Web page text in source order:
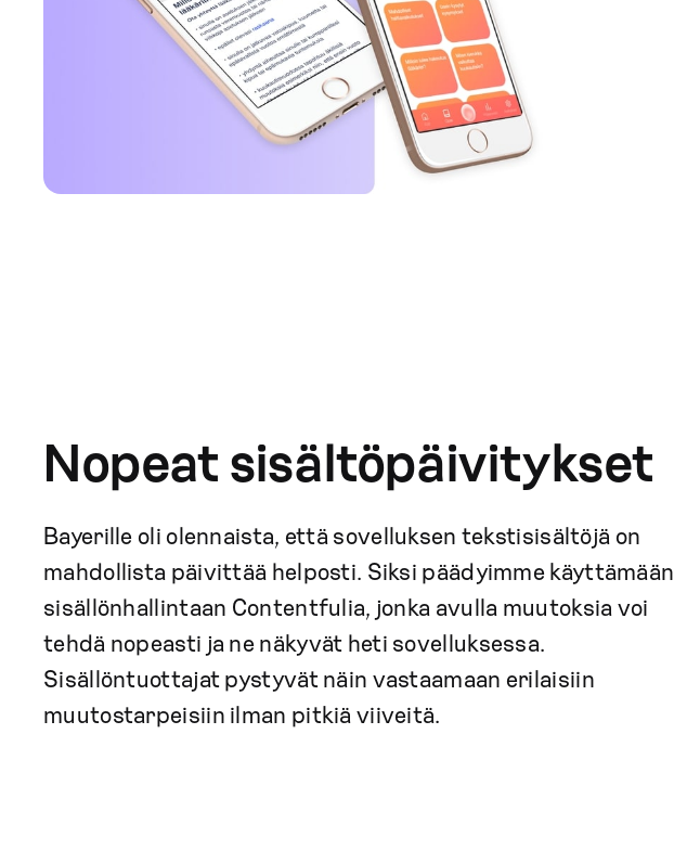
Nopeat sisältöpäivitykset
Bayerille oli olennaista, että sovelluksen tekstisisältöjä on
mahdollista päivittää helposti. Siksi päädyimme käyttämään
sisällönhallintaan Contentfulia, jonka avulla muutoksia voi
tehdä nopeasti ja ne näkyvät heti sovelluksessa.
Sisällöntuottajat pystyvät näin vastaamaan erilaisiin
muutostarpeisiin ilman pitkiä viiveitä.